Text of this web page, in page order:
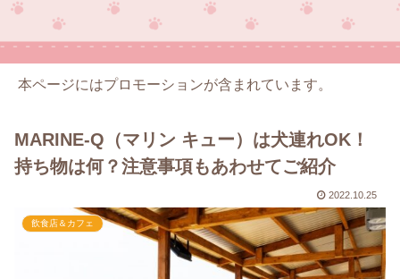
本ページにはプロモーションが含まれています。
MARINE-Q（マリン キュー）は犬連れOK！
持ち物は何？注意事項もあわせてご紹介
2022.10.25
飲食店＆カフェ